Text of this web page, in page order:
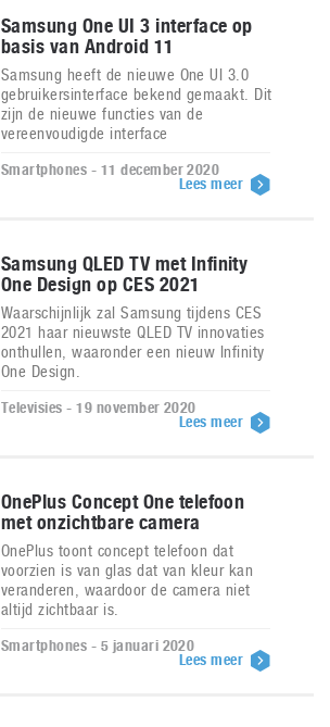
Samsung One UI 3 interface op
basis van Android 11
Samsung heeft de nieuwe One UI 3.0
gebruikersinterface bekend gemaakt. Dit
zijn de nieuwe functies van de
vereenvoudigde interface
Smartphones - 11 december 2020
Lees meer
Samsung QLED TV met Infinity
One Design op CES 2021
Waarschijnlijk zal Samsung tijdens CES
2021 haar nieuwste QLED TV innovaties
onthullen, waaronder een nieuw Infinity
One Design.
Televisies - 19 november 2020
Lees meer
OnePlus Concept One telefoon
met onzichtbare camera
OnePlus toont concept telefoon dat
voorzien is van glas dat van kleur kan
veranderen, waardoor de camera niet
altijd zichtbaar is.
Smartphones - 5 januari 2020
Lees meer